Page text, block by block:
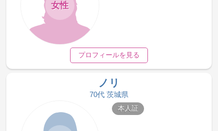
女性
プロフィールを見る
ノリ
70代 茨城県
本人証